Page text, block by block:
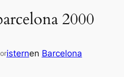
2000
isternen Barcelona